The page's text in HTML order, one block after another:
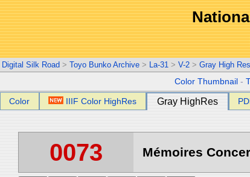
Digital Silk Road > Toyo Bunko Archive > La-31 > V-2 > Gray High
Color Thumbnail -
Color IIIF Color HighRes Gray HighRes
0073 Mémoires